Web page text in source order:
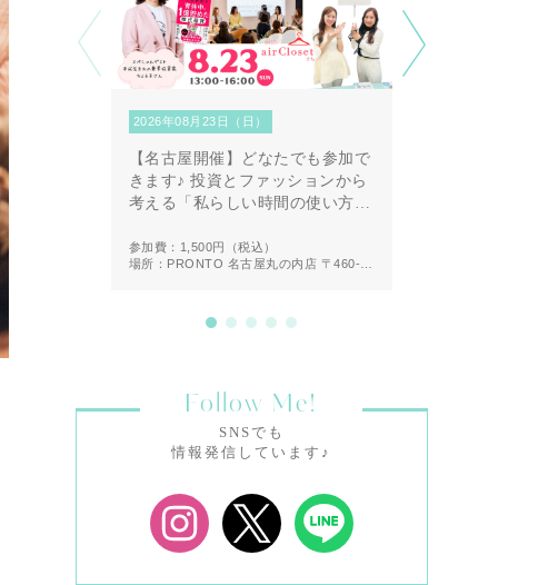
2026年08月23日（日）
【名古屋開催】どなたでも参加で
きます♪ 投資とファッションから
考える「私らしい時間の使い方と
参加費：1,500円
（税込）
場所：PRONTO 名古屋丸の内店 〒460-
Follow Me!
SNSでも
情報発信しています♪